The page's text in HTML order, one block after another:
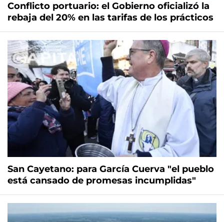
Conflicto portuario: el Gobierno oficializó la
rebaja del 20% en las tarifas de los prácticos
San Cayetano: para García Cuerva "el pueblo
está cansado de promesas incumplidas"